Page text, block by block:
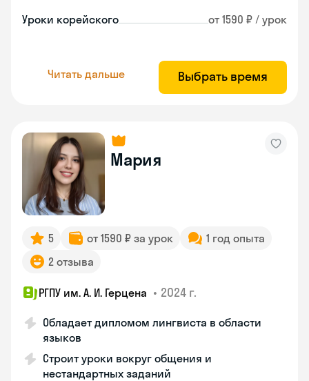
Уроки корейского от 1590 ₽ / урок
Читать дальше Выбрать время
Мария
5 от 1590 ₽ за урок
1 год опыта
2 отзыва
РГПУ им. А. И. Герцена • 2024 г.
Обладает дипломом лингвиста в области
языков
Строит уроки вокруг общения и
нестандартных заданий